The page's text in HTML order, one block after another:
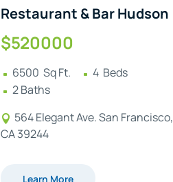
Restaurant & Bar Hudson
$520000
^ 6500
  Sq Ft.
^ 4
  Beds
^ 2 Baths
 564 Elegant Ave. San Francisco,
CA 39244
Learn More